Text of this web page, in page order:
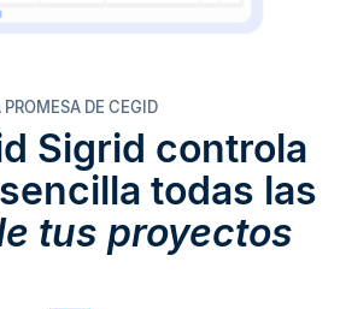
PROMESA DE CEGID
Sigrid controla
todas las
tus proyectos